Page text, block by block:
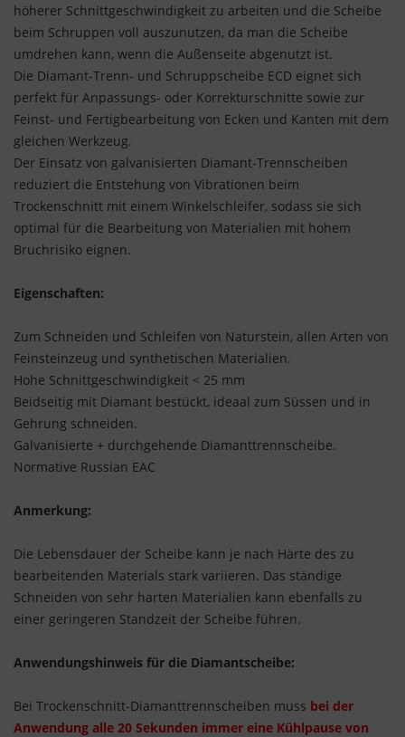
höherer Schnittgeschwindigkeit zu arbeiten und die Scheibe
beim Schruppen voll auszunutzen, da man die Scheibe
umdrehen kann, wenn die Außenseite abgenutzt ist.
Die Diamant-Trenn- und Schruppscheibe ECD eignet sich
perfekt für Anpassungs- oder Korrekturschnitte sowie zur
Feinst- und Fertigbearbeitung von Ecken und Kanten mit dem
gleichen Werkzeug.
Der Einsatz von galvanisierten Diamant-Trennscheiben
reduziert die Entstehung von Vibrationen beim
Trockenschnitt mit einem Winkelschleifer, sodass sie sich
optimal für die Bearbeitung von Materialien mit hohem
Bruchrisiko eignen.
Eigenschaften:
Zum Schneiden und Schleifen von Naturstein, allen Arten von
Feinsteinzeug und synthetischen Materialien.
Hohe Schnittgeschwindigkeit < 25 mm
Beidseitig mit Diamant bestückt, ideaal zum Süssen und in
Gehrung schneiden.
Galvanisierte + durchgehende Diamanttrennscheibe.
Normative Russian EAC
Anmerkung:
Die Lebensdauer der Scheibe kann je nach Härte des zu
bearbeitenden Materials stark variieren. Das ständige
Schneiden von sehr harten Materialien kann ebenfalls zu
einer geringeren Standzeit der Scheibe führen.
Anwendungshinweis für die Diamantscheibe:
Bei Trockenschnitt-Diamanttrennscheiben muss bei der
Anwendung alle 20 Sekunden immer eine Kühlpause von